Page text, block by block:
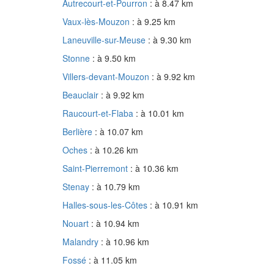
Autrecourt-et-Pourron : à 8.47 km
Vaux-lès-Mouzon : à 9.25 km
Laneuville-sur-Meuse : à 9.30 km
Stonne : à 9.50 km
Villers-devant-Mouzon : à 9.92 km
Beauclair : à 9.92 km
Raucourt-et-Flaba : à 10.01 km
Berlière : à 10.07 km
Oches : à 10.26 km
Saint-Pierremont : à 10.36 km
Stenay : à 10.79 km
Halles-sous-les-Côtes : à 10.91 km
Nouart : à 10.94 km
Malandry : à 10.96 km
Fossé : à 11.05 km